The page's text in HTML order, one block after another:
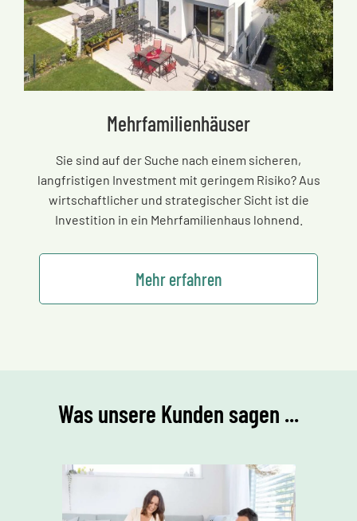
Mehrfamilienhäuser
Sie sind auf der Suche nach einem sicheren,
langfristigen Investment mit geringem Risiko? Aus
wirtschaftlicher und strategischer Sicht ist die
Investition in ein Mehrfamilienhaus lohnend.
Mehr erfahren
Was unsere Kunden sagen ...